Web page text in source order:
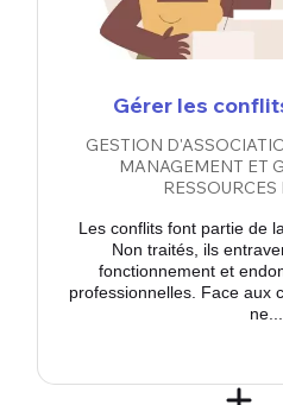
Gérer les
GESTION
MANAGEMENT ET
Les conflits font partie de
Non traités, ils
fonctionnement et
professionnelles. Face aux
ne...